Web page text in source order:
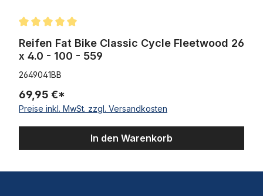
Reifen Fat Bike Classic Cycle Fleetwood 26
x 4.0 - 100 - 559
2649041BB
69,95 €*
Preise inkl. MwSt. zzgl. Versandkosten
In den Warenkorb